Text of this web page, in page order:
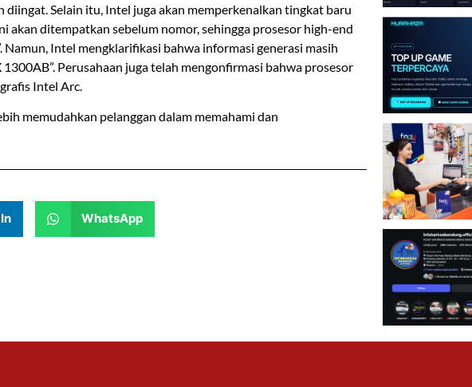
Selain itu, Intel juga akan memperkenalkan tingkat baru
akan ditempatkan sebelum nomor, sehingga prosesor high-end
Namun, Intel mengklarifikasi bahwa informasi generasi masih
Perusahaan juga telah mengonfirmasi bahwa prosesor
Intel Arc.
memudahkan pelanggan dalam memahami dan
WhatsApp